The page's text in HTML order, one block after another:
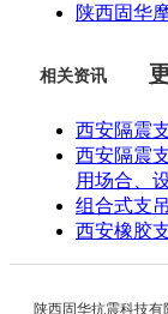
陕西固华
相关资讯
西安隔震
西安隔震
用场合、
组合式支
西安橡胶
陕西固华抗震科技有